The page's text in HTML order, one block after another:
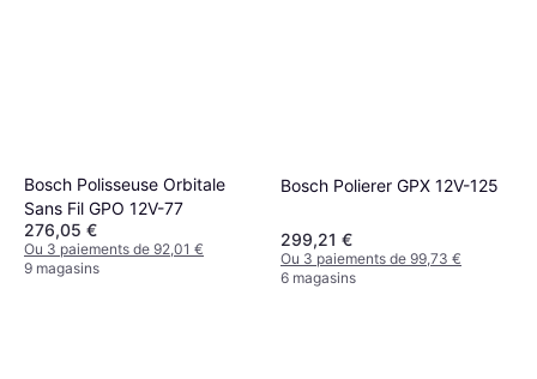
Bosch Polisseuse Orbitale
Sans Fil GPO 12V-77
276,05 €
Ou 3 paiements de 92,01 €
9 magasins
Bosch Polierer GPX 12V-125
299,21 €
Ou 3 paiements de 99,73 €
6 magasins